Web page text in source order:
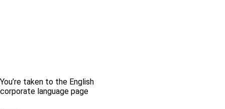
You’re taken to the English
corporate language page